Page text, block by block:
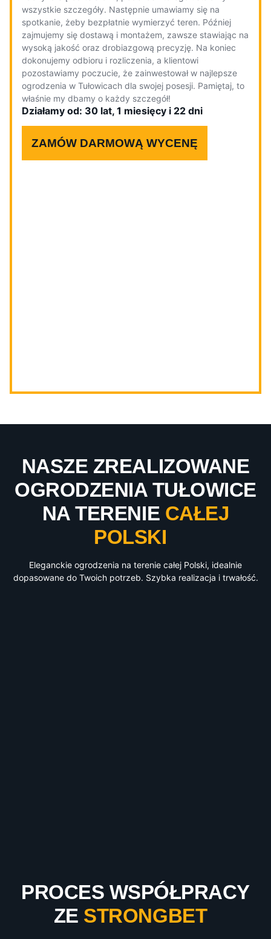
wszystkie szczegóły. Następnie umawiamy się na
spotkanie, żeby bezpłatnie wymierzyć teren. Później
zajmujemy się dostawą i montażem, zawsze stawiając na
wysoką jakość oraz drobiazgową precyzję. Na koniec
dokonujemy odbioru i rozliczenia, a klientowi
pozostawiamy poczucie, że zainwestował w najlepsze
ogrodzenia w Tułowicach dla swojej posesji. Pamiętaj, to
właśnie my dbamy o każdy szczegół!
Działamy od: 30 lat, 1 miesięcy i 22 dni
ZAMÓW DARMOWĄ WYCENĘ
NASZE ZREALIZOWANE
OGRODZENIA TUŁOWICE
NA TERENIE CAŁEJ
POLSKI
Eleganckie ogrodzenia na terenie całej Polski, idealnie
dopasowane do Twoich potrzeb. Szybka realizacja i trwałość.
PROCES WSPÓŁPRACY
ZE STRONGBET